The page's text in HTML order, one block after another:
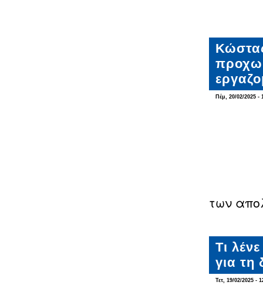
Πέμ, 20/02/2025 -
των
Τι
για τη
Τετ, 19/02/2025 -